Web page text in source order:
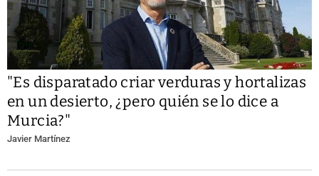
"Es disparatado criar verduras y hortalizas
en un desierto, ¿pero quién se lo dice a
Murcia?"
Javier Martínez